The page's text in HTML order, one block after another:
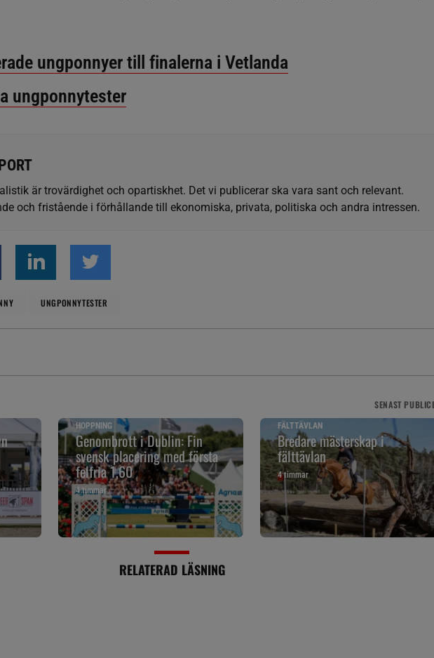
ungponnyer till finalerna i Vetlanda
ungponnytester
är trovärdighet och opartiskhet. Det vi publicerar ska vara sant och relevant.
och fristående i förhållande till ekonomiska, privata, politiska och andra intressen.
UNGPONNYTESTER
SENAST
HOPPNING
Genombrott i Dublin: Fin
svensk placering med första
felfria 1,60
4 timmar
FÄLTTÄVLAN
Bredare mästerskap i
fälttävlan
4 timmar
RELATERAD LÄSNING